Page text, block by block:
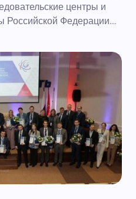
центры и
Российской Федерации.…